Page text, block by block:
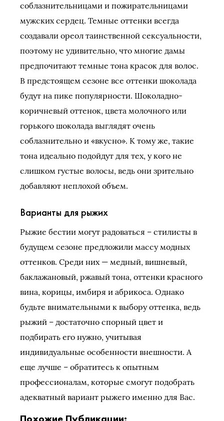
соблазнительницами и пожирательницами
мужских сердец. Темные оттенки всегда
создавали ореол таинственной сексуальности,
поэтому не удивительно, что многие дамы
предпочитают темные тона красок для волос.
В предстоящем сезоне все оттенки шоколада
будут на пике популярности. Шоколадно-
коричневый оттенок, цвета молочного или
горького шоколада выглядят очень
соблазнительно и «вкусно». К тому же, такие
тона идеально подойдут для тех, у кого не
слишком густые волосы, ведь они зрительно
добавляют неплохой объем.
Варианты для рыжих
Рыжие бестии могут радоваться – стилисты в
будущем сезоне предложили массу модных
оттенков. Среди них — медный, вишневый,
баклажановый, ржавый тона, оттенки красного
вина, корицы, имбиря и абрикоса. Однако
будьте внимательными к выбору оттенка, ведь
рыжий – достаточно спорный цвет и
подбирать его нужно, учитывая
индивидуальные особенности внешности. А
еще лучше – обратитесь к опытным
профессионалам, которые смогут подобрать
адекватный вариант рыжего именно для Вас.